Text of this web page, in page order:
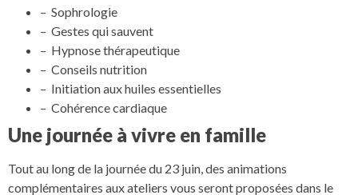
– Sophrologie
– Gestes qui sauvent
– Hypnose thérapeutique
– Conseils nutrition
– Initiation aux huiles essentielles
– Cohérence cardiaque
Une journée à vivre en famille
Tout au long de la journée du 23 juin, des animations
complémentaires aux ateliers vous seront proposées dans le